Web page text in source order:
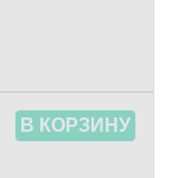
В КОРЗИНУ